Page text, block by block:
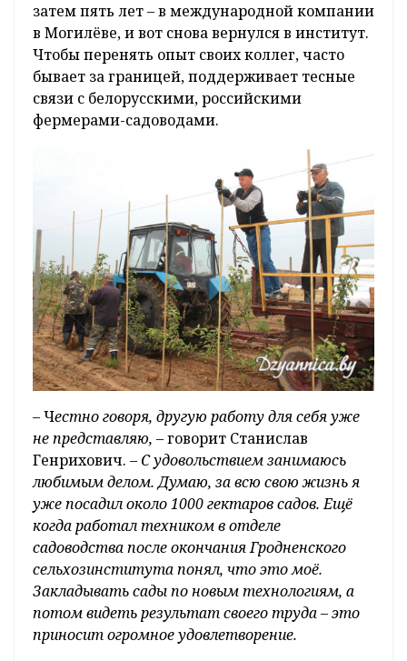
затем пять лет – в международной компании
в Могилёве, и вот снова вернулся в институт.
Чтобы перенять опыт своих коллег, часто
бывает за границей, поддерживает тесные
связи с белорусскими, российскими
фермерами-садоводами.
– Честно говоря, другую работу для себя уже
не представляю, – говорит Станислав
Генрихович. – С удовольствием занимаюсь
любимым делом. Думаю, за всю свою жизнь я
уже посадил около 1000 гектаров садов. Ещё
когда работал техником в отделе
садоводства после окончания Гродненского
сельхозинститута понял, что это моё.
Закладывать сады по новым технологиям, а
потом видеть результат своего труда – это
приносит огромное удовлетворение.